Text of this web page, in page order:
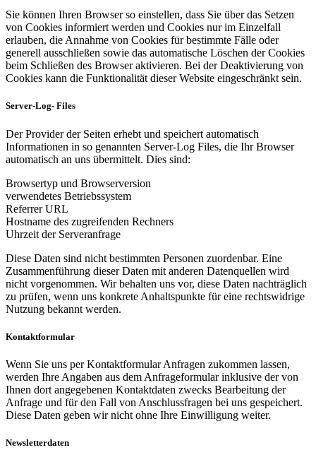
Sie können Ihren Browser so einstellen, dass Sie über das Setzen
von Cookies informiert werden und Cookies nur im Einzelfall
erlauben, die Annahme von Cookies für bestimmte Fälle oder
generell ausschließen sowie das automatische Löschen der Cookies
beim Schließen des Browser aktivieren. Bei der Deaktivierung von
Cookies kann die Funktionalität dieser Website eingeschränkt sein.
Server-Log- Files
Der Provider der Seiten erhebt und speichert automatisch
Informationen in so genannten Server-Log Files, die Ihr Browser
automatisch an uns übermittelt. Dies sind:
Browsertyp und Browserversion
verwendetes Betriebssystem
Referrer URL
Hostname des zugreifenden Rechners
Uhrzeit der Serveranfrage
Diese Daten sind nicht bestimmten Personen zuordenbar. Eine
Zusammenführung dieser Daten mit anderen Datenquellen wird
nicht vorgenommen. Wir behalten uns vor, diese Daten nachträglich
zu prüfen, wenn uns konkrete Anhaltspunkte für eine rechtswidrige
Nutzung bekannt werden.
Kontaktformular
Wenn Sie uns per Kontaktformular Anfragen zukommen lassen,
werden Ihre Angaben aus dem Anfrageformular inklusive der von
Ihnen dort angegebenen Kontaktdaten zwecks Bearbeitung der
Anfrage und für den Fall von Anschlussfragen bei uns gespeichert.
Diese Daten geben wir nicht ohne Ihre Einwilligung weiter.
Newsletterdaten